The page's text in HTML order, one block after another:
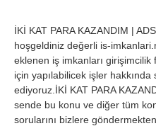
İKİ KAT PARA KAZANDIM |
hoşgeldiniz değerli is-
eklenen iş imkanları
için yapılabilicek işler
ediyoruz.İKİ KAT PARA
sende bu konu ve diğer tüm
sorularını bizlere